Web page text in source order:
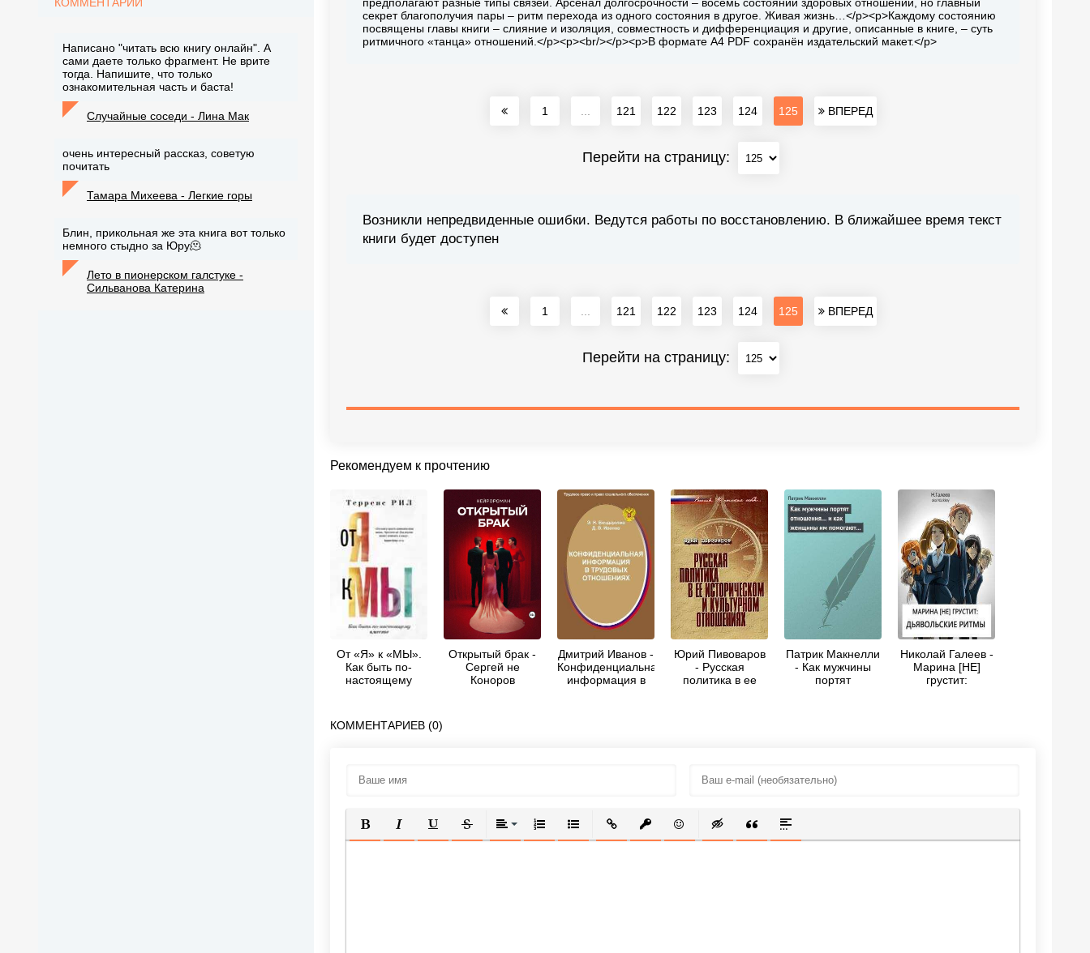
секрет благополучия пары – ритм перехода из одного состояния в другое. Живая жизнь…</p><p>Каждому состоянию
посвящены главы книги – слияние и изоляция, совместность и дифференциация и другие, описанные в книге, – суть
ритмичного «танца» отношений.</p><p><br/></p><p>В формате А4 PDF сохранён издательский макет.</p>
1 121 122 123 124 125 ВПЕРЕД
Перейти на страницу:
Возникли непредвиденные ошибки. Ведутся работы по восстановлению. В ближайшее время текст
книги будет доступен
1 121 122 123 124 125 ВПЕРЕД
Перейти на страницу:
Рекомендуем к прочтению
От «Я» к «МЫ».
Как быть по-
настоящему
Открытый брак -
Сергей не
Коноров
Дмитрий Иванов -
Конфиденциальная
информация в
Юрий Пивоваров
- Русская
политика в ее
Патрик Макнелли
- Как мужчины
портят
Николай Галеев -
Марина [НЕ]
грустит:
КОММЕНТАРИЕВ (0)
ПОЛУЖИРНЫЙ
КУРСИВПОДЧЕРКНУТЫЙ
ЗАЧЕРКНУТЫЙВЫРАВНИВАНИЕ
НУМЕРОВАННЫЙ СПИСОК
МАРКИРОВАННЫЙ СПИСОК
ВСТАВИТЬ ССЫЛКУ
ВСТАВИТЬ ЗАЩИЩЕННУЮ ССЫЛКУ
ВСТАВИТЬ СМАЙЛИК
ВСТАВКА СКРЫТОГО ТЕКСТА
ВСТАВКА ЦИТАТЫ
ВСТАВКА СПОЙЛЕРА
Написано "читать всю книгу онлайн". А
сами даете только фрагмент. Не врите
тогда. Напишите, что только
ознакомительная часть и баста!
Случайные соседи - Лина Мак
очень интересный рассказ, советую
почитать
Тамара Михеева - Легкие горы
Блин, прикольная же эта книга вот только
немного стыдно за Юру🫠
Лето в пионерском галстуке -
Сильванова Катерина